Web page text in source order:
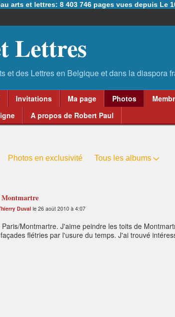
arts et lettres: 8 403 746 pages vues depuis Le
Lettres
Invitations Ma page Photos
A propos de Robert Paul
Photos en exclusivité Tous les albums
Montmartre
Duvalle 26 août 2010 à 4:07
Montmartre. J'aime peindre les toits de
flétries par l'usure du temps. J'ai trouvé
et hallucinatoires. Nostalgie, nostalgie, comme
s'aim'ra, c'est si bon d'être uni !, C'est quand on a